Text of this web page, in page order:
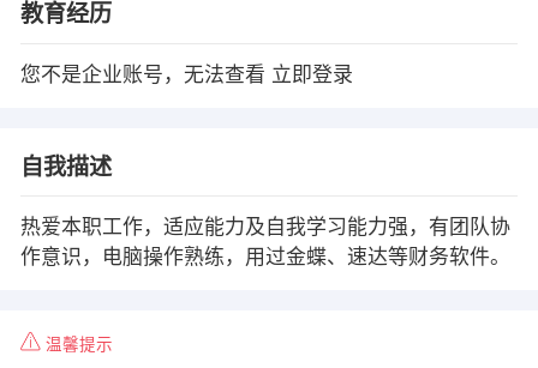
教育经历
您不是企业账号，无法查看 立即登录
自我描述
热爱本职工作，适应能力及自我学习能力强，有团队协
作意识，电脑操作熟练，用过金蝶、速达等财务软件。
温馨提示